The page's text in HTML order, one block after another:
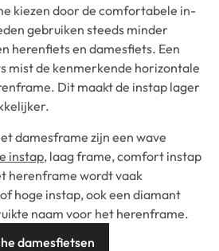
kiezen door de comfortabele in-
gebruiken steeds minder
herenfiets en damesfiets. Een
mist de kenmerkende horizontale
Dit maakt de instap lager
damesframe zijn een wave
instap, laag frame, comfort instap
herenframe wordt vaak
hoge instap, ook een diamant
naam voor het herenframe.
damesfietsen